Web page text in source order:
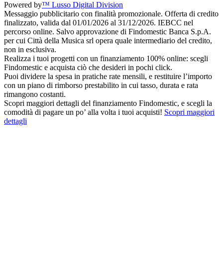
Powered by™ Lusso Digital Division
Messaggio pubblicitario con finalità promozionale. Offerta di credito
finalizzato, valida dal 01/01/2026 al 31/12/2026. IEBCC nel
percorso online. Salvo approvazione di Findomestic Banca S.p.A.
per cui Città della Musica srl opera quale intermediario del credito,
non in esclusiva.
Realizza i tuoi progetti con un finanziamento 100% online: scegli
Findomestic e acquista ciò che desideri in pochi click.
Puoi dividere la spesa in pratiche rate mensili, e restituire l’importo
con un piano di rimborso prestabilito in cui tasso, durata e rata
rimangono costanti.
Scopri maggiori dettagli del finanziamento Findomestic, e scegli la
comodità di pagare un po’ alla volta i tuoi acquisti! Scopri maggiori
dettagli